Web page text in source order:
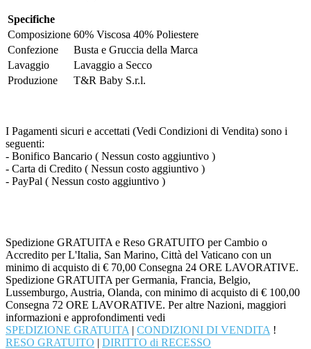
Specifiche
Composizione 60% Viscosa 40% Poliestere
Confezione
Busta e Gruccia della Marca
Lavaggio
Lavaggio a Secco
Produzione
T&R Baby S.r.l.
I Pagamenti sicuri e accettati (Vedi Condizioni di Vendita) sono i
seguenti:
- Bonifico Bancario ( Nessun costo aggiuntivo )
- Carta di Credito ( Nessun costo aggiuntivo )
- PayPal ( Nessun costo aggiuntivo )
Spedizione GRATUITA e Reso GRATUITO per Cambio o
Accredito per L'Italia, San Marino, Città del Vaticano con un
minimo di acquisto di € 70,00 Consegna 24 ORE LAVORATIVE.
Spedizione GRATUITA per Germania, Francia, Belgio,
Lussemburgo, Austria, Olanda, con minimo di acquisto di € 100,00
Consegna 72 ORE LAVORATIVE. Per altre Nazioni, maggiori
informazioni e approfondimenti vedi
SPEDIZIONE GRATUITA | CONDIZIONI DI VENDITA !
RESO GRATUITO | DIRITTO di RECESSO